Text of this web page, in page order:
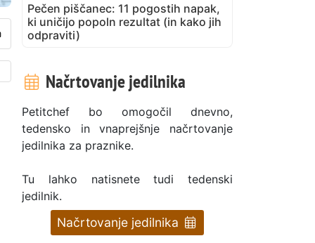
Pečen piščanec: 11 pogostih napak,
ki uničijo popoln rezultat (in kako jih
odpraviti)
Načrtovanje jedilnika
Petitchef bo omogočil dnevno,
tedensko in vnaprejšnje načrtovanje
jedilnika za praznike.
Tu lahko natisnete tudi tedenski
jedilnik.
Načrtovanje jedilnika